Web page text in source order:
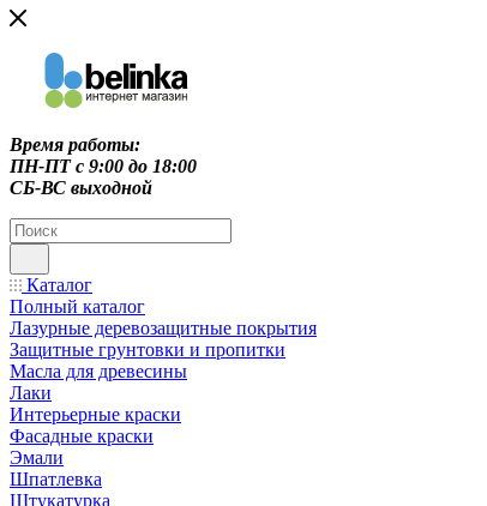
Время работы:
ПН-ПТ c 9:00 до 18:00
СБ-ВС выходной
Каталог
Полный каталог
Лазурные деревозащитные покрытия
Защитные грунтовки и пропитки
Масла для древесины
Лаки
Интерьерные краски
Фасадные краски
Эмали
Шпатлевка
Штукатурка